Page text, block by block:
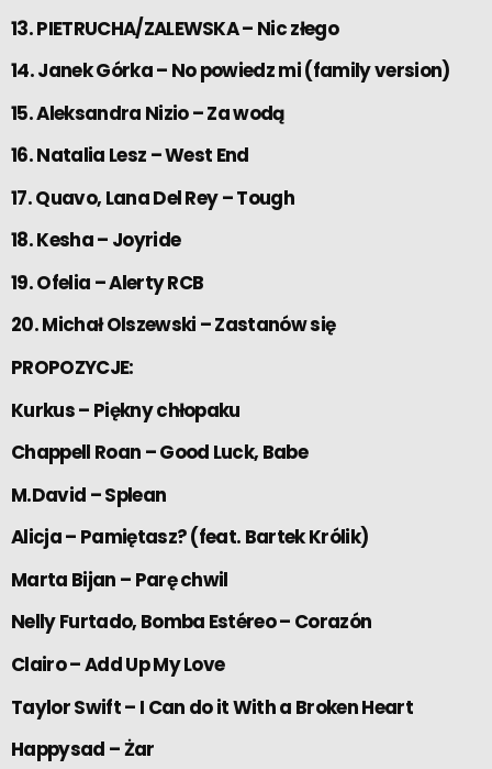
13. PIETRUCHA/ZALEWSKA – Nic złego
14. Janek Górka – No powiedz mi (family version)
15. Aleksandra Nizio – Za wodą
16. Natalia Lesz – West End
17. Quavo, Lana Del Rey – Tough
18. Kesha – Joyride
19. Ofelia – Alerty RCB
20. Michał Olszewski – Zastanów się
PROPOZYCJE:
Kurkus – Piękny chłopaku
Chappell Roan – Good Luck, Babe
M.David – Splean
Alicja – Pamiętasz? (feat. Bartek Królik)
Marta Bijan – Parę chwil
Nelly Furtado, Bomba Estéreo – Corazón
Clairo – Add Up My Love
Taylor Swift – I Can do it With a Broken Heart
Happysad – Żar